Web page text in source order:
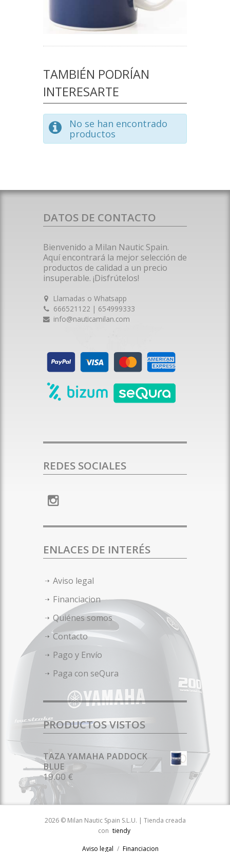
TAMBIÉN PODRÍAN
INTERESARTE
No se han encontrado
productos
DATOS DE CONTACTO
Bienvenido a Milan Nautic Spain.
Aquí encontrará la mejor selección de
productos de calidad a un precio
insuperable. ¡Disfrútelos!
Llamadas o Whatsapp
666521122 | 654999333
info@nauticamilan.com
REDES SOCIALES
ENLACES DE INTERÉS
Aviso legal
Financiacion
Quiénes somos
Contacto
Pago y Envío
Paga con seQura
PRODUCTOS VISTOS
TAZA YAMAHA PADDOCK
BLUE
19.00 €
2026 © Milan Nautic Spain S.L.U. | Tienda creada
con tiendy
Aviso legal Financiacion